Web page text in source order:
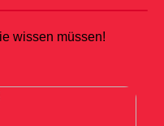
wissen müssen!